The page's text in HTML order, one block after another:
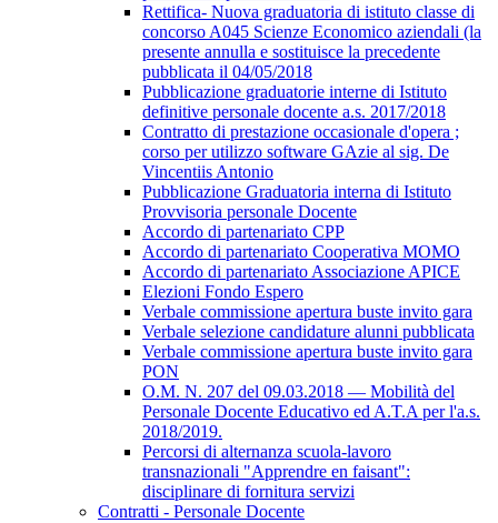
Rettifica- Nuova graduatoria di istituto classe di
concorso A045 Scienze Economico aziendali (la
presente annulla e sostituisce la precedente
pubblicata il 04/05/2018
Pubblicazione graduatorie interne di Istituto
definitive personale docente a.s. 2017/2018
Contratto di prestazione occasionale d'opera ;
corso per utilizzo software GAzie al sig. De
Vincentiis Antonio
Pubblicazione Graduatoria interna di Istituto
Provvisoria personale Docente
Accordo di partenariato CPP
Accordo di partenariato Cooperativa MOMO
Accordo di partenariato Associazione APICE
Elezioni Fondo Espero
Verbale commissione apertura buste invito gara
Verbale selezione candidature alunni pubblicata
Verbale commissione apertura buste invito gara
PON
O.M. N. 207 del 09.03.2018 — Mobilità del
Personale Docente Educativo ed A.T.A per l'a.s.
2018/2019.
Percorsi di alternanza scuola-lavoro
transnazionali "Apprendre en faisant":
disciplinare di fornitura servizi
Contratti - Personale Docente